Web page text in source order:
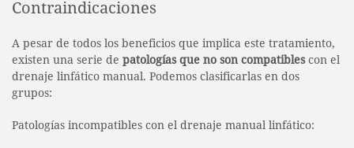
Contraindicaciones
A pesar de todos los beneficios que implica este tratamiento,
existen una serie de patologías que no son compatiblescon el
drenaje linfático manual. Podemos clasificarlas en dos
grupos:
Patologías incompatibles con el drenaje manual linfático: